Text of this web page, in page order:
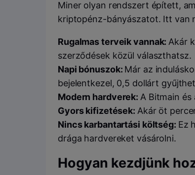
Miner olyan rendszert épített,
kriptopénz-bányászatot. Itt van
Rugalmas terveik vannak: Akár
szerződések közül választhatsz.
Napi bónuszok: Már az
bejelentkezel, 0,5 dollárt
Modern hardverek: A Bitmain
Gyors kifizetések: Akár öt
Nincs karbantartási költség: Ez
drága hardvereket vásárolni.
Hogyan kezdjünk